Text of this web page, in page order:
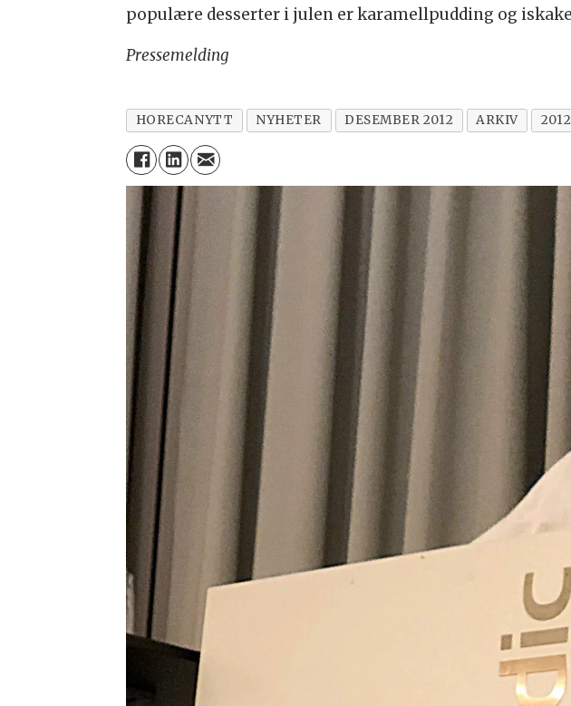
populære desserter i julen er karamellpudding og
Pressemelding
HORECANYTT NYHETER DESEMBER 2012 ARKIV 2012